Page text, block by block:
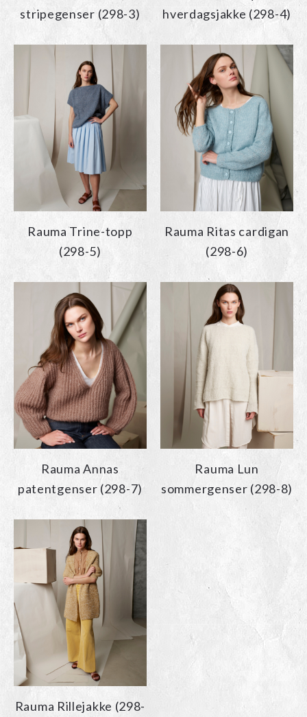
stripegenser (298-3)
hverdagsjakke (298-4)
Rauma Trine-topp
(298-5)
Rauma Ritas cardigan
(298-6)
Rauma Annas
patentgenser (298-7)
Rauma Lun
sommergenser (298-8)
Rauma Rillejakke (298-